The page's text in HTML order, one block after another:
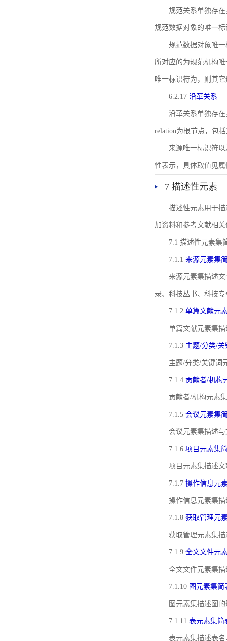
规范关系单独存
规范数据对象的唯一
规范数据对象唯一
所对应的为规范机构
唯一标识符为，则其
6.2.17 沿革关系
沿革关系单独存
relation为根节点，包
来源唯一标识符以
性表示，具体取值见属
7 描述性元素
描述性元素用于
加资料和参考文献相
7.1 描述性元素集
7.1.1 来源元素集
来源元素集描述
录、科技丛书、科技
7.1.2 单篇文献元
单篇文献元素集
7.1.3 主题/分类/
主题/分类/关键词
7.1.4 贡献者/机构
贡献者/机构元素
7.1.5 会议元素集
会议元素集描述
7.1.6 项目元素集
项目元素集描述
7.1.7 操作信息元
操作信息元素集
7.1.8 获取管理元
获取管理元素集
7.1.9 全文文件元
全文文件元素集
7.1.10 图元素集简
图元素集描述图
7.1.11 表元素集简
表元素集描述表